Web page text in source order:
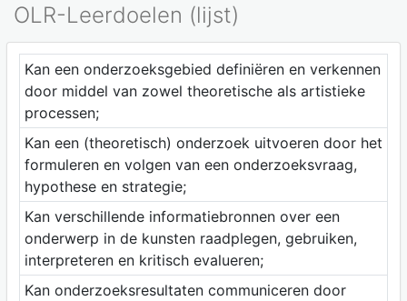
OLR-Leerdoelen (lijst)
Kan een onderzoeksgebied definiëren en verkennen
door middel van zowel theoretische als artistieke
processen;
Kan een (theoretisch) onderzoek uitvoeren door het
formuleren en volgen van een onderzoeksvraag,
hypothese en strategie;
Kan verschillende informatiebronnen over een
onderwerp in de kunsten raadplegen, gebruiken,
interpreteren en kritisch evalueren;
Kan onderzoeksresultaten communiceren door